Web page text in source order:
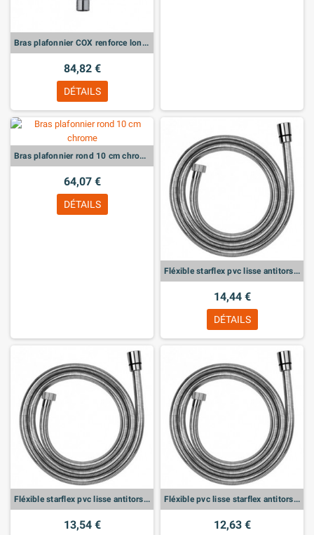
Bras plafonnier COX renforce longueur 150 mm
84,82 €
DÉTAILS
Bras plafonnier rond 10 cm chrome
64,07 €
DÉTAILS
Fléxible starflex pvc lisse antitorsion 2,00m 1/2f 1/2f
14,44 €
DÉTAILS
Fléxible starflex pvc lisse antitorsion 1,75m 1/2f 1/2f
13,54 €
Fléxible pvc lisse starflex antitorsion 1,50m 1/2f 1/2f
12,63 €